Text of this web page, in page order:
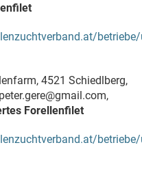
4521 Schiedlberg,
Forellenfilet